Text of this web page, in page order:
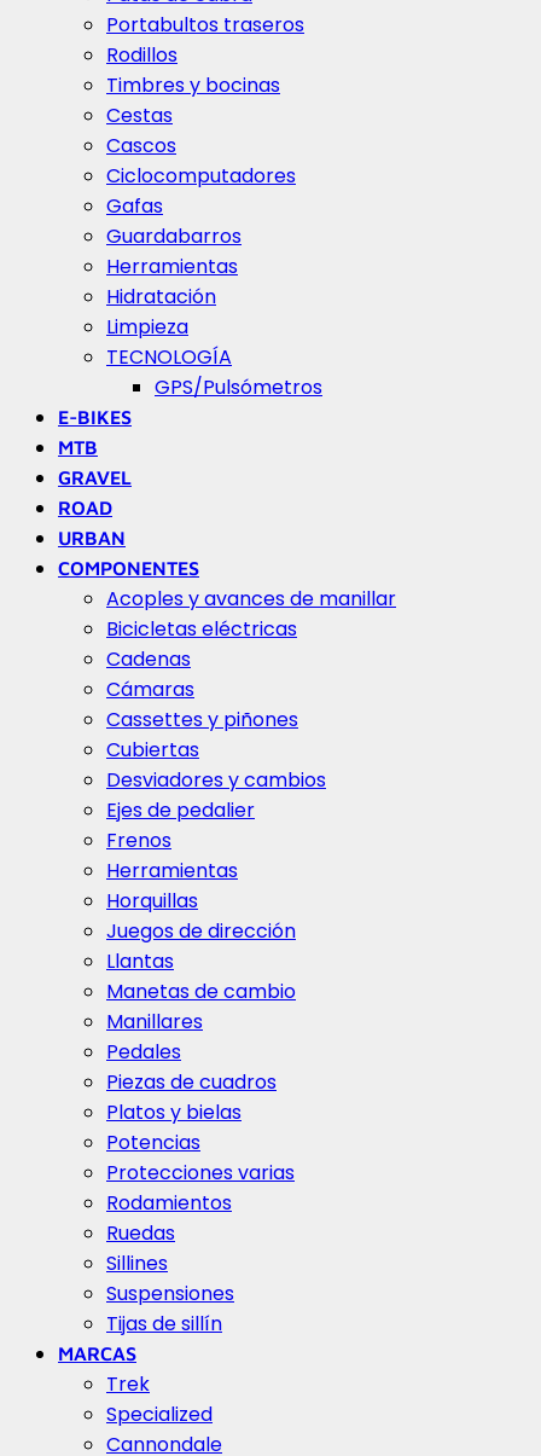
Portabultos traseros
Rodillos
Timbres y bocinas
Cestas
Cascos
Ciclocomputadores
Gafas
Guardabarros
Herramientas
Hidratación
Limpieza
TECNOLOGÍA
GPS/Pulsómetros
E-BIKES
MTB
GRAVEL
ROAD
URBAN
COMPONENTES
Acoples y avances de manillar
Bicicletas eléctricas
Cadenas
Cámaras
Cassettes y piñones
Cubiertas
Desviadores y cambios
Ejes de pedalier
Frenos
Herramientas
Horquillas
Juegos de dirección
Llantas
Manetas de cambio
Manillares
Pedales
Piezas de cuadros
Platos y bielas
Potencias
Protecciones varias
Rodamientos
Ruedas
Sillines
Suspensiones
Tijas de sillín
MARCAS
Trek
Specialized
Cannondale